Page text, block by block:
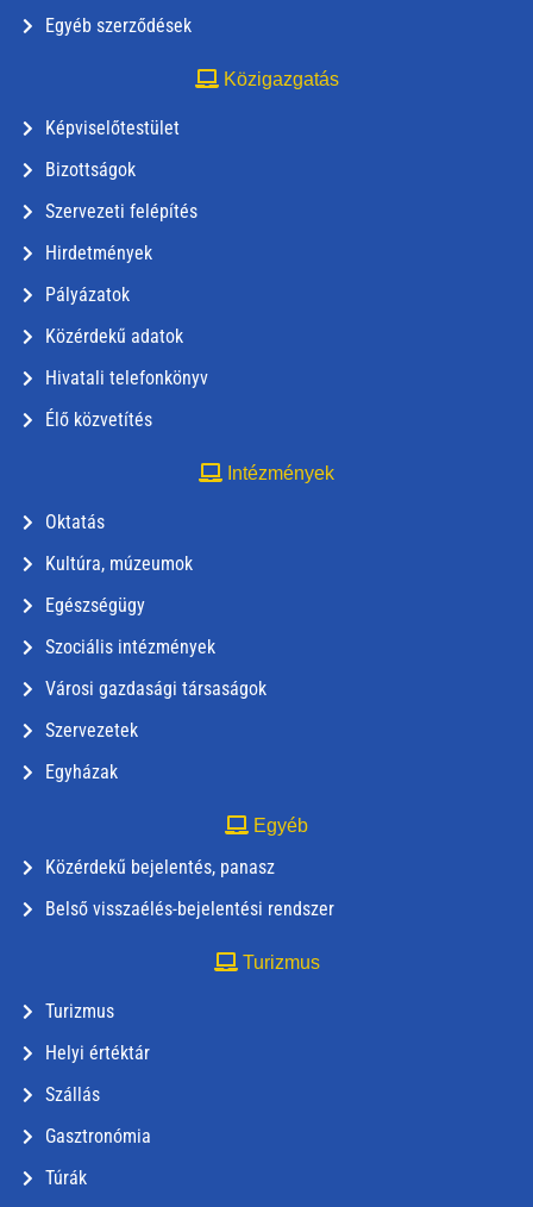
Egyéb szerződések
Közigazgatás
Képviselőtestület
Bizottságok
Szervezeti felépítés
Hirdetmények
Pályázatok
Közérdekű adatok
Hivatali telefonkönyv
Élő közvetítés
Intézmények
Oktatás
Kultúra, múzeumok
Egészségügy
Szociális intézmények
Városi gazdasági társaságok
Szervezetek
Egyházak
Egyéb
Közérdekű bejelentés, panasz
Belső visszaélés-bejelentési rendszer
Turizmus
Turizmus
Helyi értéktár
Szállás
Gasztronómia
Túrák